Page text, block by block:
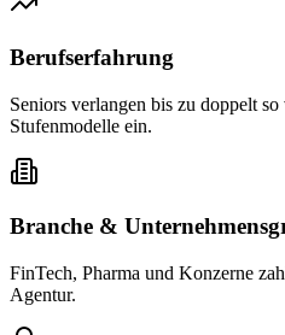
Berufserfahrung
Seniors verlangen bis zu doppelt
Stufenmodelle ein.
Branche &
FinTech, Pharma und Konzerne
Agentur.